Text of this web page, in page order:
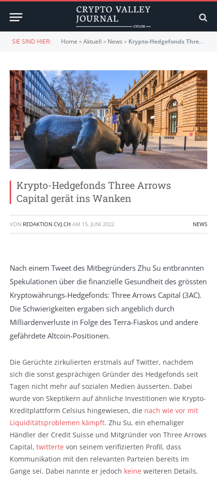
SIE SIND HIER: Home »Aktuell » News » Krypto-Hedgefonds Three Arrows Capital gerät ins Wanken
Krypto-Hedgefonds Three Arrows
Capital gerät ins Wanken
VON REDAKTION CVJ.CH AM 15. JUNI 2022 NEWS
Nach einem Tweet des Mitbegründers Zhu Su entbrannten
Spekulationen über die finanzielle Gesundheit des grössten
Kryptowährungs-Hedgefonds: Three Arrows Capital (3AC).
Die Schwierigkeiten ergaben sich angeblich durch
Milliardenverluste in Folge des Terra-Fiaskos und andere
gefährdete Altcoin-Positionen.
Die Gerüchte zirkulierten erstmals auf Twitter, nachdem
sich die sonst gesprächigen Gründer des Hedgefonds seit
Tagen nicht mehr auf sozialen Medien äusserten. Dabei
wurde von Skeptikern auf ähnliche Investitionen wie Krypto-
Kreditplattform Celsius hingewiesen, die nach wie vor mit
Liquiditätsproblemen kämpft. Zhu Su, ein ehemaliger
Händler der Credit Suisse und Mitgründer von Three Arrows
Capital, twitterte von seinem verifizierten Profil, dass
Kommunikation mit den relevanten Parteien bereits im
Gange sei. Dabei nannte er jedoch keine weiteren Details.